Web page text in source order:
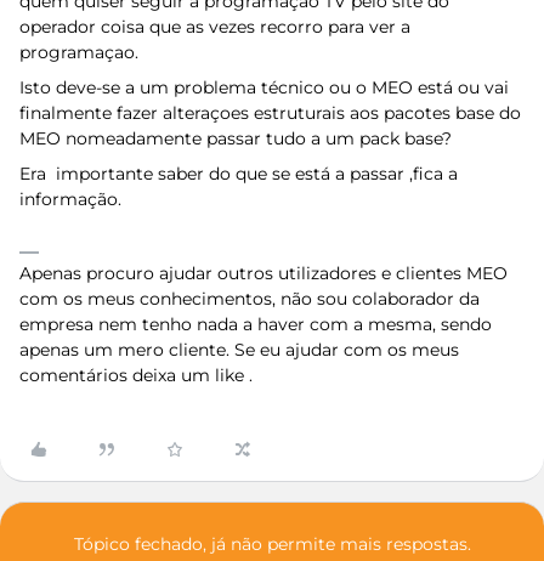
operador coisa que as vezes recorro para ver a
programaçao.
Isto deve-se a um problema técnico ou o MEO está ou vai
finalmente fazer alteraçoes estruturais aos pacotes base do
MEO nomeadamente passar tudo a um pack base?
Era importante saber do que se está a passar ,fica a
informação.
Apenas procuro ajudar outros utilizadores e clientes MEO
com os meus conhecimentos, não sou colaborador da
empresa nem tenho nada a haver com a mesma, sendo
apenas um mero cliente. Se eu ajudar com os meus
comentários deixa um like .
Tópico fechado, já não permite mais respostas.